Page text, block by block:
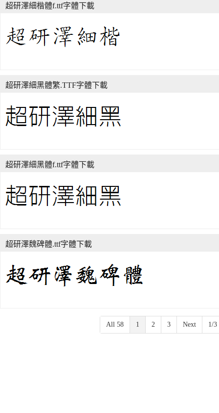
超研澤細楷體f.ttf字體下載
超研澤細黑體繁.TTF字體下載
超研澤細黑體f.ttf字體下載
超研澤魏碑體.ttf字體下載
All 58 1 2 3 Next 1/3